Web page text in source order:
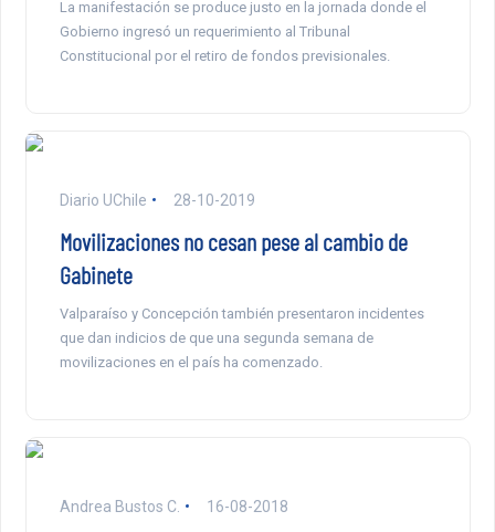
La manifestación se produce justo en la jornada donde el
Gobierno ingresó un requerimiento al Tribunal
Constitucional por el retiro de fondos previsionales.
Diario UChile 28-10-2019
Movilizaciones no cesan pese al cambio de
Gabinete
Valparaíso y Concepción también presentaron incidentes
que dan indicios de que una segunda semana de
movilizaciones en el país ha comenzado.
Andrea Bustos C. 16-08-2018